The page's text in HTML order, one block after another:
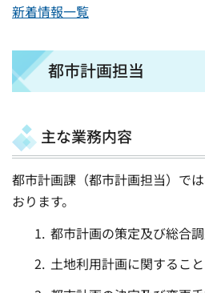
新着情報一覧
都市計画担当
主な業務内容
都市計画課（都市計画担当）で
おります。
都市計画の策定及び総合
土地利用計画に関すること